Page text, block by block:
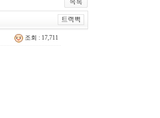
조회 : 17,711